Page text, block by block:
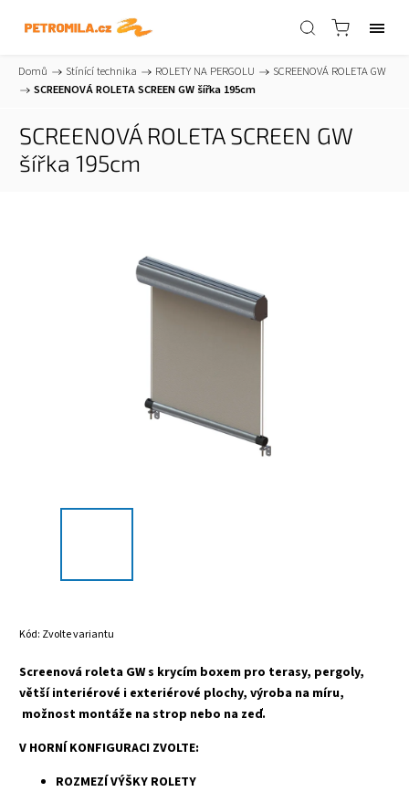
Domů / Stínící technika / ROLETY NA PERGOLU /
SCREENOVÁ ROLETA GW
/
SCREENOVÁ ROLETA SCREEN GW šířka 195cm
SCREENOVÁ ROLETA SCREEN GW
šířka 195cm
Kód: Zvolte variantu
Screenová roleta GW s krycím boxem pro terasy, pergoly,
větší interiérové i exteriérové plochy, výroba na míru,
možnost montáže na strop nebo na zeď.
V HORNÍ KONFIGURACI ZVOLTE:
ROZMEZÍ VÝŠKY ROLETY